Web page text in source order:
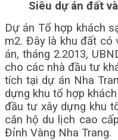
Siêu dự án đất
Dự án Tổ hợp khách
m2. Đây là khu đất có
án, tháng 2.2013,
cho các nhà đầu tư
tích tại dự án Nha
dựng khu tổ hợp
đầu tư xây dựng khu
căn hộ du lịch cao
Đỉnh Vàng Nha Trang.